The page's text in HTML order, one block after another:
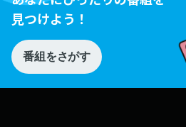
見つけよう！
番組をさがす